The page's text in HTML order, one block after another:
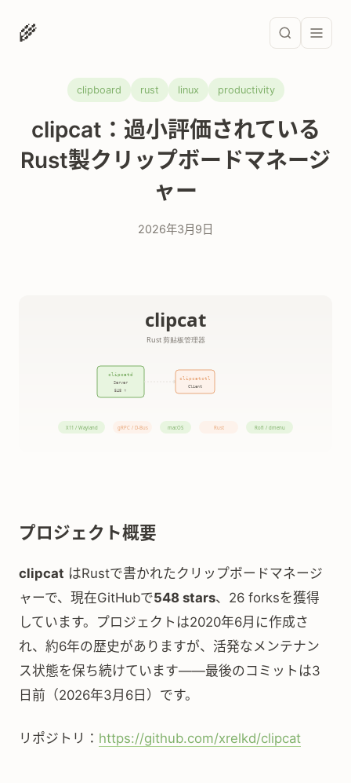
🌾
clipboard rust linux productivity
clipcat：過小評価されている
Rust製クリップボードマネージ
ャー
2026年3月9日
プロジェクト概要
clipcat はRustで書かれたクリップボードマネージ
ャーで、現在GitHubで548 stars、26 forksを獲得
しています。プロジェクトは2020年6月に作成さ
れ、約6年の歴史がありますが、活発なメンテナン
ス状態を保ち続けています——最後のコミットは3
日前（2026年3月6日）です。
リポジトリ： https://github.com/xrelkd/clipcat